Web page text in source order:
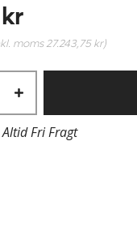
moms27.243,75 kr)
Altid Fri Fragt